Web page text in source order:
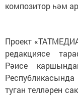
композитор һәм
Проект
редакциясе
Рәисе
туган телләрен